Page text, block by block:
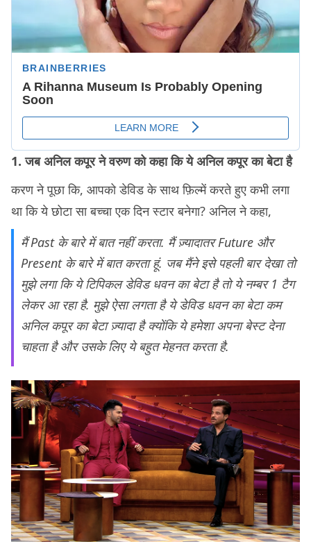
1. जब अनिल कपूर ने वरुण को कहा कि ये अनिल कपूर का बेटा है
करण ने पूछा कि, आपको डेविड के साथ फ़िल्में करते हुए कभी लगा
था कि ये छोटा सा बच्चा एक दिन स्टार बनेगा? अनिल ने कहा,
मैं Past के बारे में बात नहीं करता. मैं ज़्यादातर Future और
Present के बारे में बात करता हूं. जब मैंने इसे पहली बार देखा तो
मुझे लगा कि ये टिपिकल डेविड धवन का बेटा है तो ये नम्बर 1 टैग
लेकर आ रहा है. मुझे ऐसा लगता है ये डेविड धवन का बेटा कम
अनिल कपूर का बेटा ज़्यादा है क्योंकि ये हमेशा अपना बेस्ट देना
चाहता है और उसके लिए ये बहुत मेहनत करता है.